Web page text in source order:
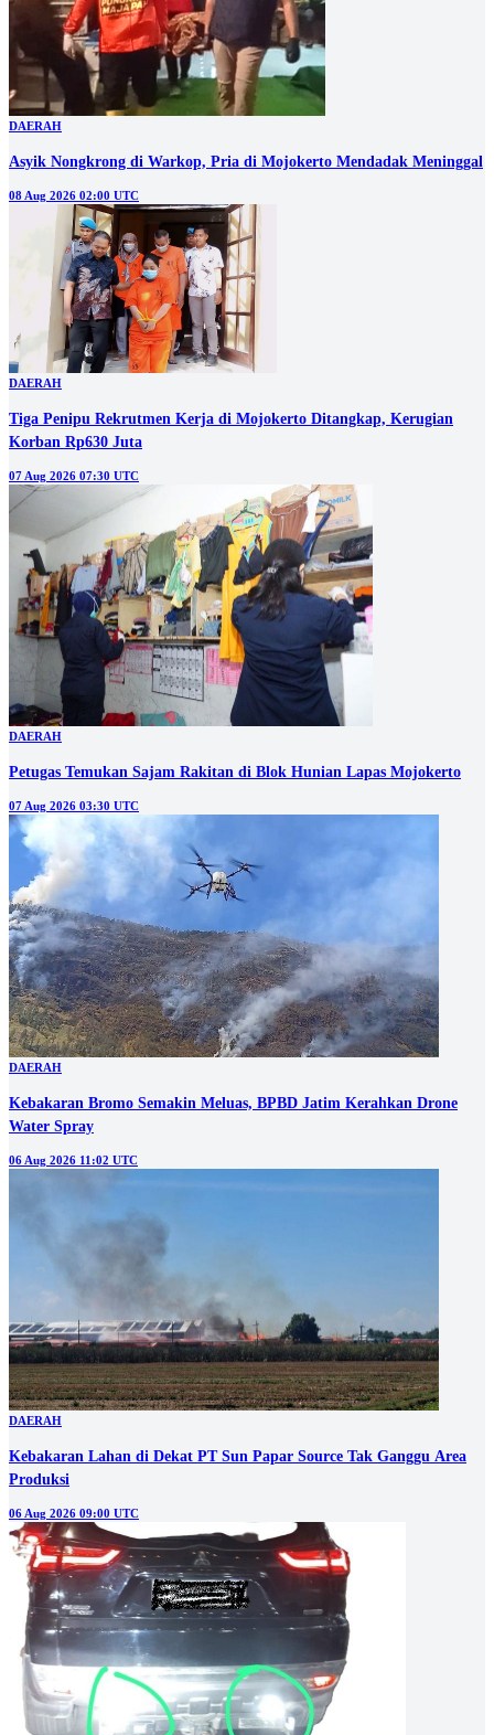
DAERAH
Asyik Nongkrong di Warkop, Pria di Mojokerto Mendadak Meninggal
08 Aug 2026 02:00 UTC
DAERAH
Tiga Penipu Rekrutmen Kerja di Mojokerto Ditangkap, Kerugian
Korban Rp630 Juta
07 Aug 2026 07:30 UTC
DAERAH
Petugas Temukan Sajam Rakitan di Blok Hunian Lapas Mojokerto
07 Aug 2026 03:30 UTC
DAERAH
Kebakaran Bromo Semakin Meluas, BPBD Jatim Kerahkan Drone
Water Spray
06 Aug 2026 11:02 UTC
DAERAH
Kebakaran Lahan di Dekat PT Sun Papar Source Tak Ganggu Area
Produksi
06 Aug 2026 09:00 UTC